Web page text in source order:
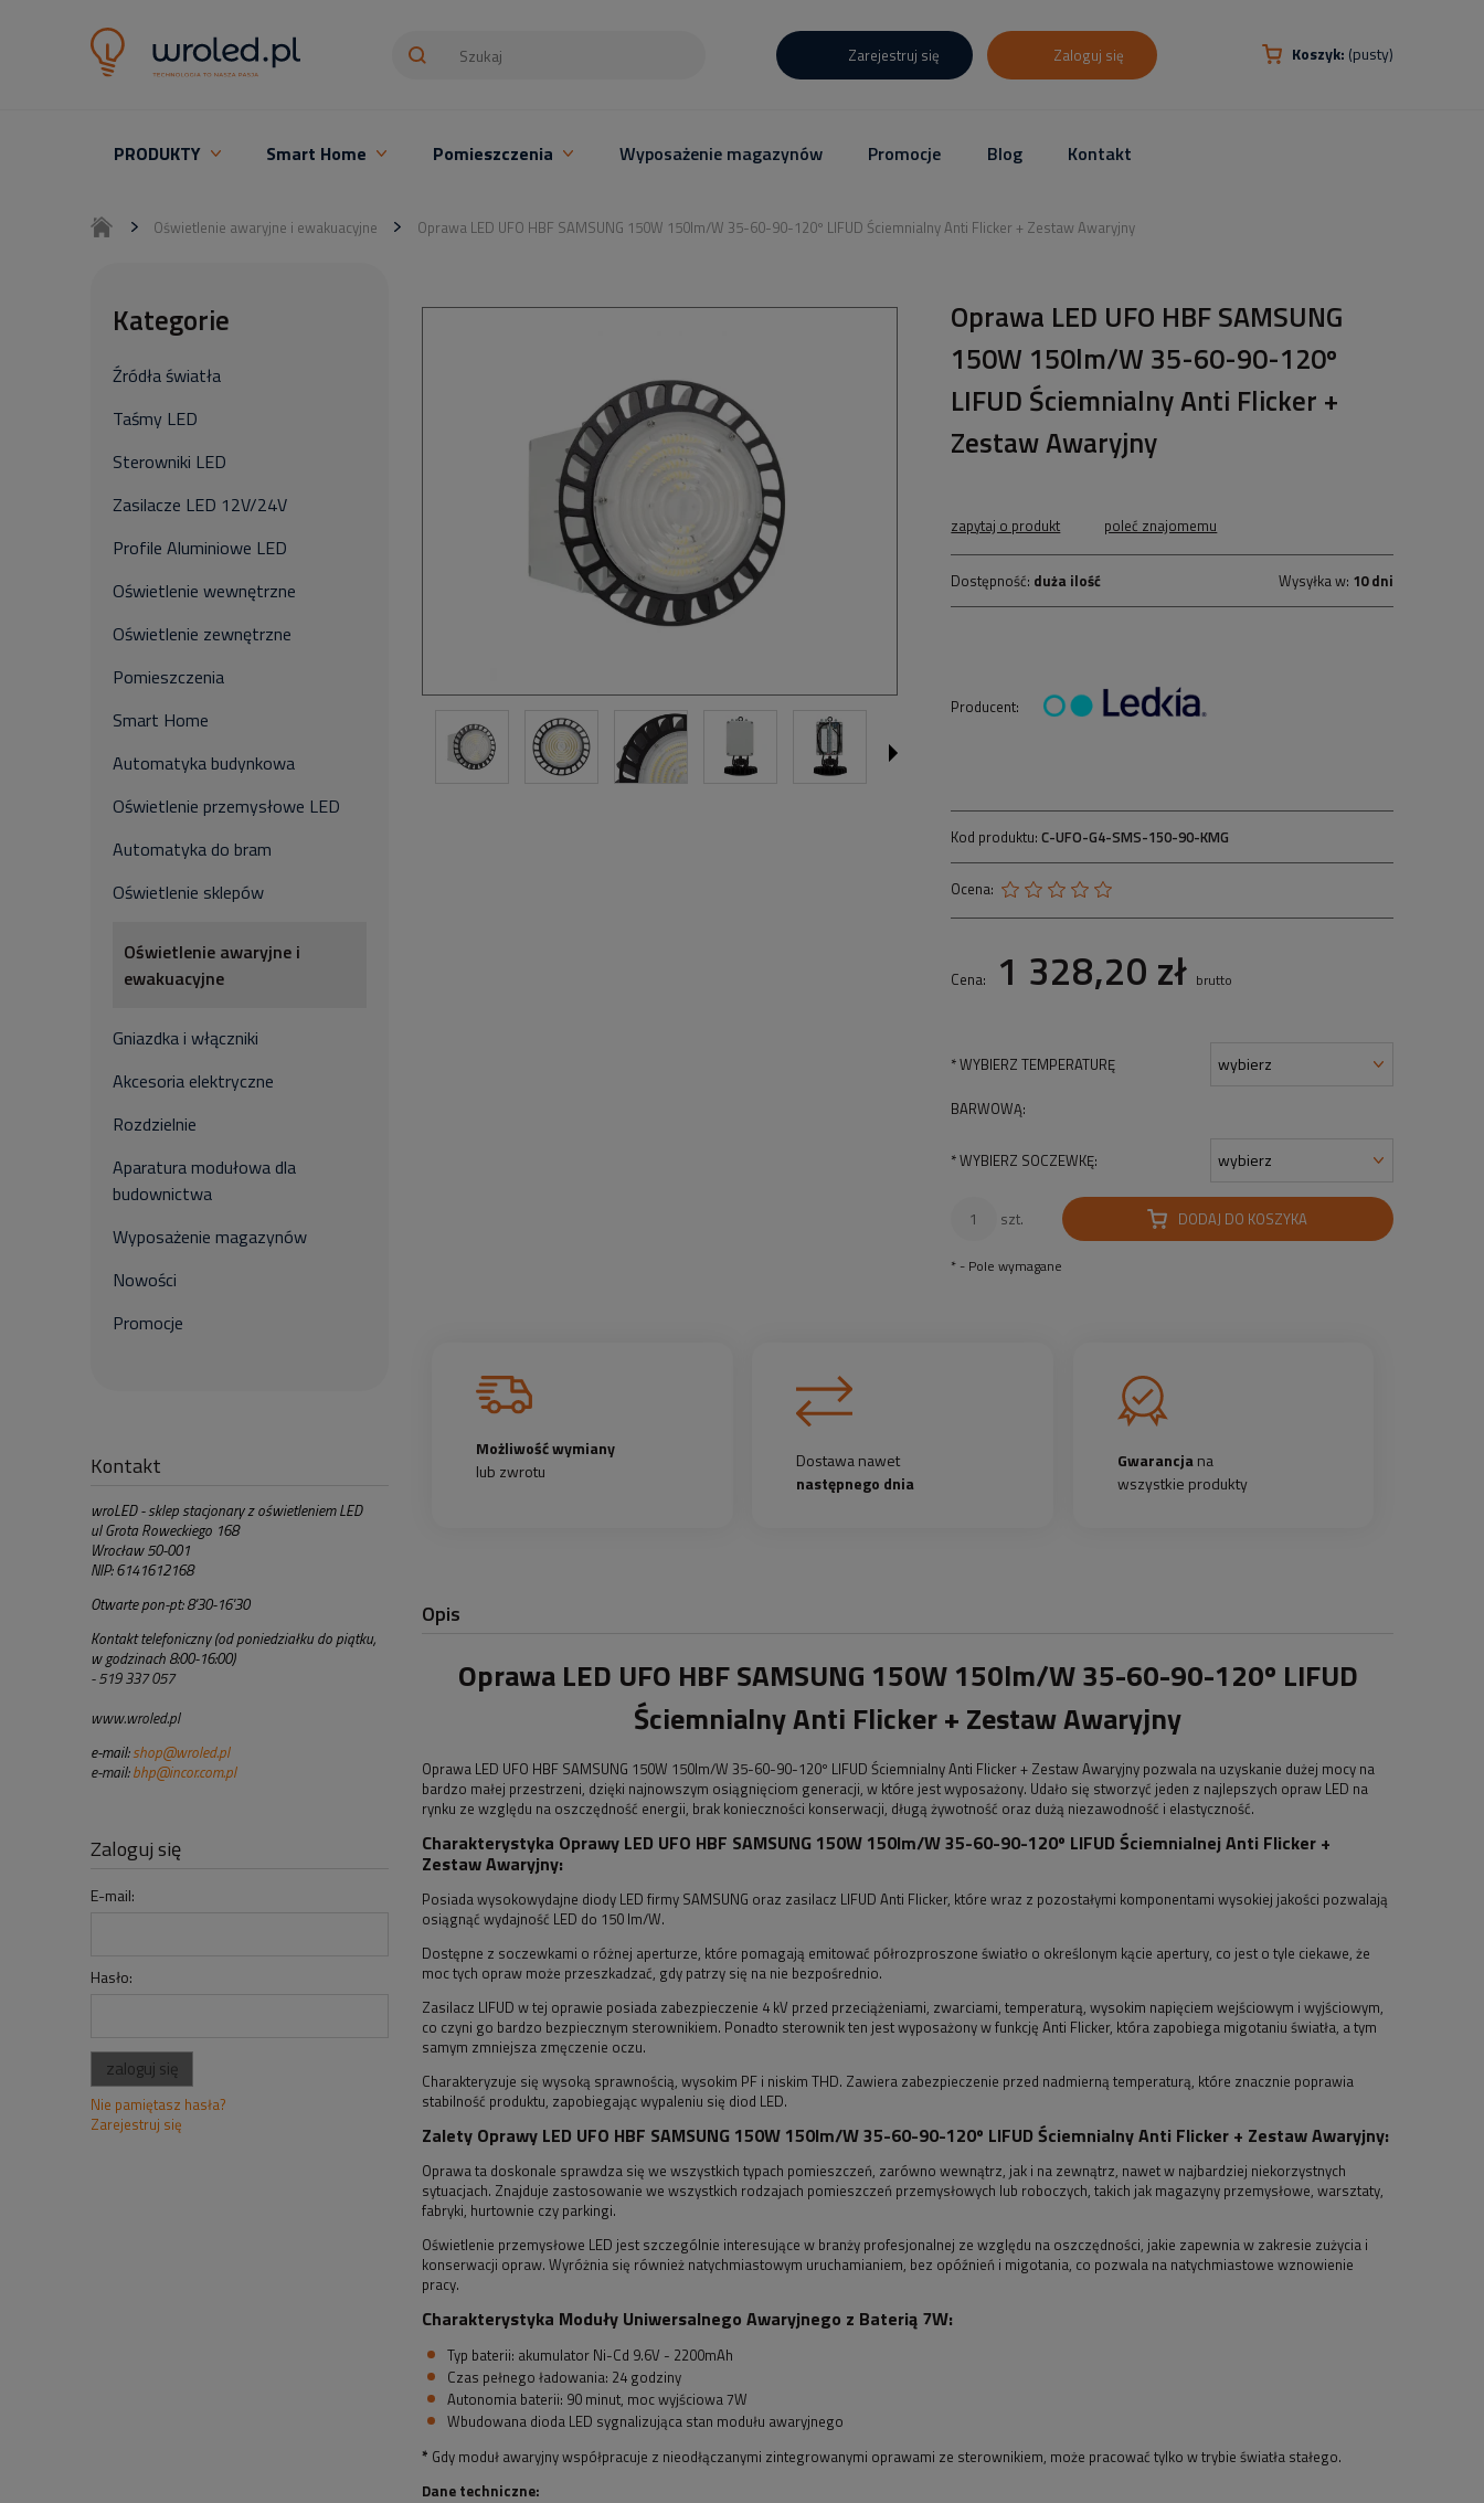
Koszyk: (pusty)
Zarejestruj się Zaloguj się
PRODUKTY Smart Home Pomieszczenia Wyposażenie magazynów Promocje Blog Kontakt
Oświetlenie awaryjne i ewakuacyjne Oprawa LED UFO HBF SAMSUNG 150W 150lm/W 35-60-90-120º LIFUD Ściemnialny Anti Flicker + Zestaw Awaryjny
Kategorie
Źródła światła
Taśmy LED
Sterowniki LED
Zasilacze LED 12V/24V
Profile Aluminiowe LED
Oświetlenie wewnętrzne
Oświetlenie zewnętrzne
Pomieszczenia
Smart Home
Automatyka budynkowa
Oświetlenie przemysłowe LED
Automatyka do bram
Oświetlenie sklepów
Oświetlenie awaryjne i
ewakuacyjne
Gniazdka i włączniki
Akcesoria elektryczne
Rozdzielnie
Aparatura modułowa dla
budownictwa
Wyposażenie magazynów
Nowości
Promocje
Kontakt
wroLED - sklep stacjonary z oświetleniem LED
ul Grota Roweckiego 168
Wrocław 50-001
NIP: 6141612168
Otwarte pon-pt: 8'30-16'30
Kontakt telefoniczny (od poniedziałku do piątku,
w godzinach 8:00-16:00)
- 519 337 057
www.wroled.pl
e-mail: shop@wroled.pl
e-mail:bhp@incor.com.pl
Zaloguj się
E-mail:
Hasło:
zaloguj się
Nie pamiętasz hasła?
Zarejestruj się
Oprawa LED UFO HBF SAMSUNG
150W 150lm/W 35-60-90-120º
LIFUD Ściemnialny Anti Flicker +
Zestaw Awaryjny
zapytaj o produkt poleć znajomemu
Dostępność: duża ilość Wysyłka w: 10 dni
Producent:
Kod produktu: C-UFO-G4-SMS-150-90-KMG
Ocena:
Cena: 1 328,20 zł brutto
*WYBIERZ TEMPERATURĘ
BARWOWĄ:
*WYBIERZ SOCZEWKĘ:
szt. DODAJ DO KOSZYKA
* - Pole wymagane
Możliwość wymiany
lub zwrotu
Dostawa nawet
następnego dnia
Gwarancjana
wszystkie produkty
Opis
Oprawa LED UFO HBF SAMSUNG 150W 150lm/W 35-60-90-120º LIFUD
Ściemnialny Anti Flicker + Zestaw Awaryjny
Oprawa LED UFO HBF SAMSUNG 150W 150lm/W 35-60-90-120º LIFUD Ściemnialny Anti Flicker + Zestaw Awaryjny pozwala na uzyskanie dużej mocy na
bardzo małej przestrzeni, dzięki najnowszym osiągnięciom generacji, w które jest wyposażony. Udało się stworzyć jeden z najlepszych opraw LED na
rynku ze względu na oszczędność energii, brak konieczności konserwacji, długą żywotność oraz dużą niezawodność i elastyczność.
Charakterystyka Oprawy LED UFO HBF SAMSUNG 150W 150lm/W 35-60-90-120º LIFUD Ściemnialnej Anti Flicker +
Zestaw Awaryjny:
Posiada wysokowydajne diody LED firmy SAMSUNG oraz zasilacz LIFUD Anti Flicker, które wraz z pozostałymi komponentami wysokiej jakości pozwalają
osiągnąć wydajność LED do 150 lm/W.
Dostępne z soczewkami o różnej aperturze, które pomagają emitować półrozproszone światło o określonym kącie apertury, co jest o tyle ciekawe, że
moc tych opraw może przeszkadzać, gdy patrzy się na nie bezpośrednio.
Zasilacz LIFUD w tej oprawie posiada zabezpieczenie 4 kV przed przeciążeniami, zwarciami, temperaturą, wysokim napięciem wejściowym i wyjściowym,
co czyni go bardzo bezpiecznym sterownikiem. Ponadto sterownik ten jest wyposażony w funkcję Anti Flicker, która zapobiega migotaniu światła, a tym
samym zmniejsza zmęczenie oczu.
Charakteryzuje się wysoką sprawnością, wysokim PF i niskim THD. Zawiera zabezpieczenie przed nadmierną temperaturą, które znacznie poprawia
stabilność produktu, zapobiegając wypaleniu się diod LED.
Zalety Oprawy LED UFO HBF SAMSUNG 150W 150lm/W 35-60-90-120º LIFUD Ściemnialny Anti Flicker + Zestaw Awaryjny:
Oprawa ta doskonale sprawdza się we wszystkich typach pomieszczeń, zarówno wewnątrz, jak i na zewnątrz, nawet w najbardziej niekorzystnych
sytuacjach. Znajduje zastosowanie we wszystkich rodzajach pomieszczeń przemysłowych lub roboczych, takich jak magazyny przemysłowe, warsztaty,
fabryki, hurtownie czy parkingi.
Oświetlenie przemysłowe LED jest szczególnie interesujące w branży profesjonalnej ze względu na oszczędności, jakie zapewnia w zakresie zużycia i
konserwacji opraw. Wyróżnia się również natychmiastowym uruchamianiem, bez opóźnień i migotania, co pozwala na natychmiastowe wznowienie
pracy.
Charakterystyka Moduły Uniwersalnego Awaryjnego z Baterią 7W:
Typ baterii: akumulator Ni-Cd 9.6V - 2200mAh
Czas pełnego ładowania: 24 godziny
Autonomia baterii: 90 minut, moc wyjściowa 7W
Wbudowana dioda LED sygnalizująca stan modułu awaryjnego
* Gdy moduł awaryjny współpracuje z nieodłączanymi zintegrowanymi oprawami ze sterownikiem, może pracować tylko w trybie światła stałego.
Dane techniczne: